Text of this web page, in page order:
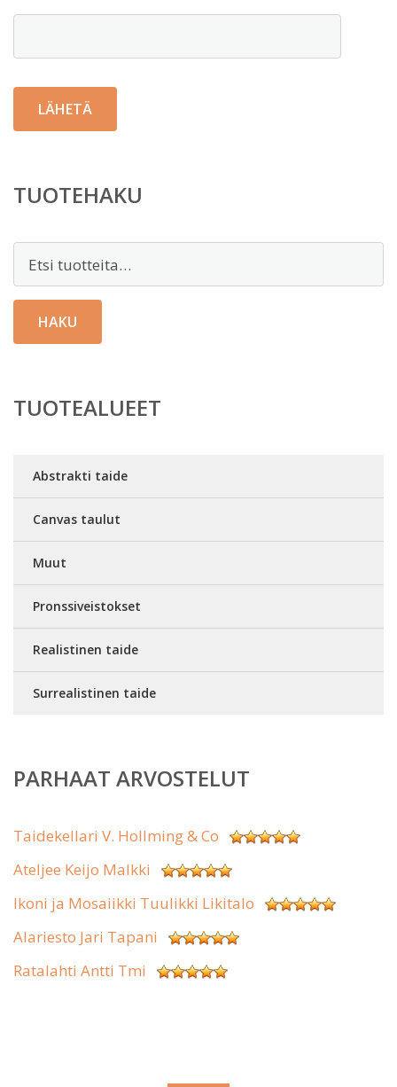
TUOTEHAKU
HAKU
TUOTEALUEET
Abstrakti taide
Canvas taulut
Muut
Pronssiveistokset
Realistinen taide
Surrealistinen taide
PARHAAT ARVOSTELUT
Taidekellari V. Hollming & Co
Ateljee Keijo Malkki
Ikoni ja Mosaiikki Tuulikki Likitalo
Alariesto Jari Tapani
Ratalahti Antti Tmi